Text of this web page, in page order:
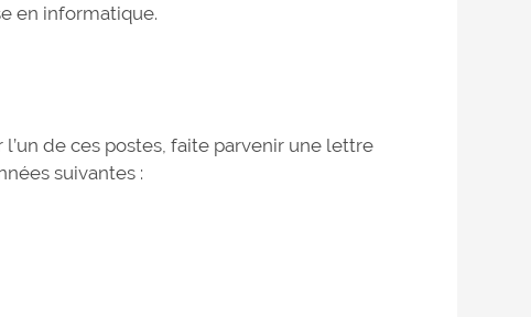
en informatique.
de ces postes, faite parvenir une lettre
suivantes :